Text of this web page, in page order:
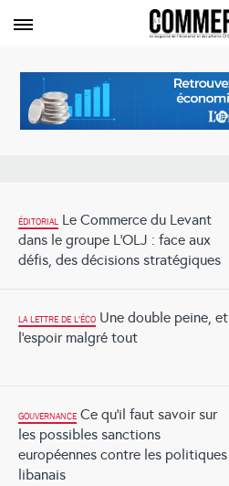
ÉDITORIAL Le Commerce du Levant
dans le groupe L’OLJ : face aux
défis, des décisions stratégiques
LA LETTRE DE L'ÉCO Une double peine, et
l’espoir malgré tout
GOUVERNANCE Ce qu’il faut savoir sur
les possibles sanctions
européennes contre les politiques
libanais